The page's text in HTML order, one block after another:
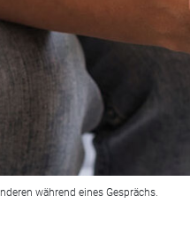
während eines Gesprächs.